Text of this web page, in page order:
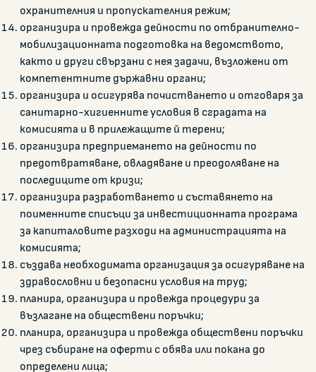
охранителния и пропускателния режим;
организира и провежда дейности по отбранително-
мобилизационната подготовка на ведомството,
както и други свързани с нея задачи, възложени от
компетентните държавни органи;
организира и осигурява почистването и отговаря за
санитарно-хигиенните условия в сградата на
комисията и в прилежащите й терени;
организира предприемането на дейности по
предотвратяване, овладяване и преодоляване на
последиците от кризи;
организира разработването и съставянето на
поименните списъци за инвестиционната програма
за капиталовите разходи на администрацията на
комисията;
създава необходимата организация за осигуряване на
здравословни и безопасни условия на труд;
планира, организира и провежда процедури за
възлагане на обществени поръчки;
планира, организира и провежда обществени поръчки
чрез събиране на оферти с обява или покана до
определени лица;